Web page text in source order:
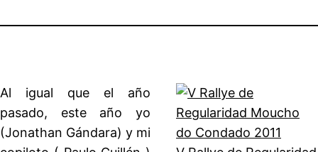
Al igual que el año
pasado, este año yo
(Jonathan Gándara) y mi